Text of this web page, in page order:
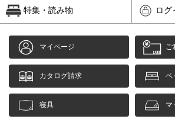
特集・読み物 ログ
マイページ ご
カタログ請求 ベ
寝具 マ